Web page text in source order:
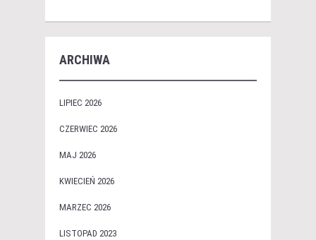
ARCHIWA
LIPIEC 2026
CZERWIEC 2026
MAJ 2026
KWIECIEŃ 2026
MARZEC 2026
LISTOPAD 2023